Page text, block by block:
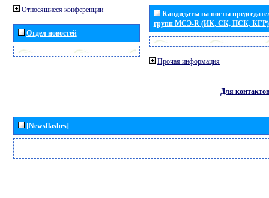
Относящиеся конференции
Отдел новостей
Кандидаты на посты
групп МСЭ-R (ИК, СК, ПСК, КГР)
Прочая информация
Для контактов
[Newsflashes]